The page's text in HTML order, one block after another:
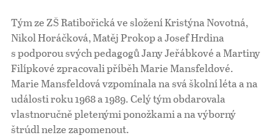
Tým ze ZŠ Ratibořická ve složení Kristýna Novotná,
Nikol Horáčková, Matěj Prokop a Josef Hrdina
s podporou svých pedagogů Jany Jeřábkové a Martiny
Filípkové zpracovali příběh Marie Mansfeldové.
Marie Mansfeldová vzpomínala na svá školní léta a na
události roku 1968 a 1989. Celý tým obdarovala
vlastnoručně pletenými ponožkami a na výborný
štrúdl nelze zapomenout.